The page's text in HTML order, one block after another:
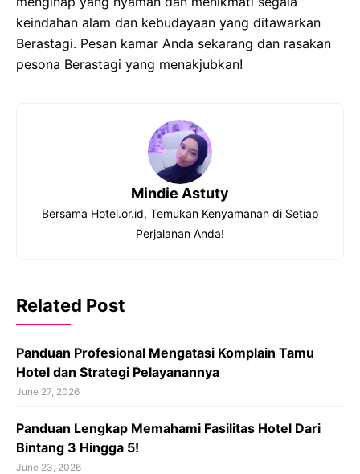
keindahan alam dan kebudayaan yang ditawarkan
Berastagi. Pesan kamar Anda sekarang dan rasakan
pesona Berastagi yang menakjubkan!
Mindie Astuty
Bersama Hotel.or.id, Temukan Kenyamanan di Setiap
Perjalanan Anda!
Related Post
Panduan Profesional Mengatasi Komplain Tamu
Hotel dan Strategi Pelayanannya
June 27, 2026
Panduan Lengkap Memahami Fasilitas Hotel Dari
Bintang 3 Hingga 5!
June 23, 2026